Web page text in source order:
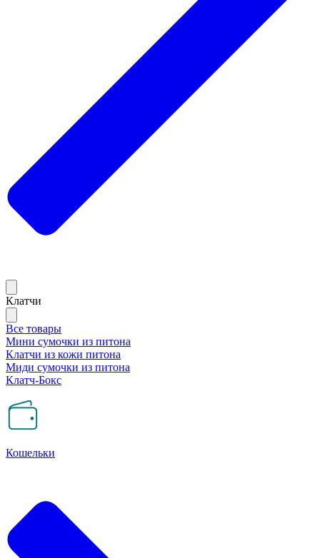
Клатчи
Все товары
Мини сумочки из питона
Клатчи из кожи питона
Миди сумочки из питона
Клатч-Бокс
Кошельки